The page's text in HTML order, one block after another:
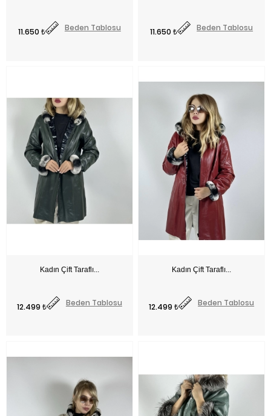
11.650 ₺
Beden Tablosu
11.650 ₺
Beden Tablosu
12.499 ₺
Beden Tablosu
12.499 ₺
Beden Tablosu